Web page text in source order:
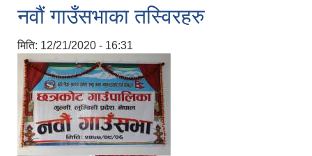
नवौं गाउँसभाका तस्विरहरु
मिति: 12/21/2020 - 16:31